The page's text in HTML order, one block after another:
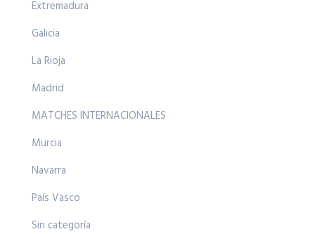
Extremadura
Galicia
La Rioja
Madrid
MATCHES INTERNACIONALES
Murcia
Navarra
País Vasco
Sin categoría